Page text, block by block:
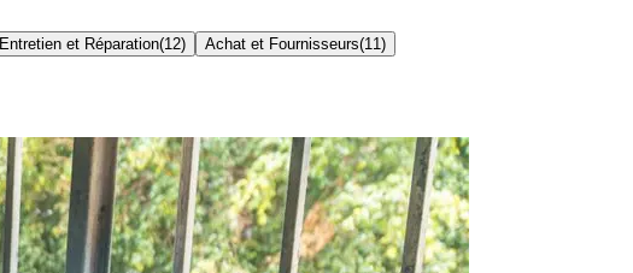
Entretien et Réparation(12) Achat et Fournisseurs(11 )